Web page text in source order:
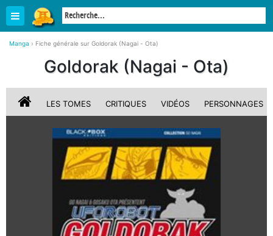
Manga › Fiche générale sur Goldorak (Nagai - Ota)
Goldorak (Nagai - Ota)
LES TOMES CRITIQUES VIDÉOS PERSONNAGES